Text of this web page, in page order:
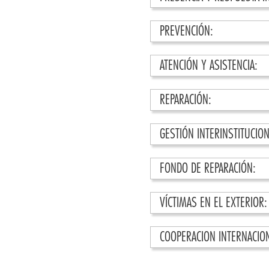
PREVENCIÓN:
ATENCIÓN Y ASISTENCIA:
REPARACIÓN:
GESTIÓN
FONDO DE REPARACIÓN:
VÍCTIMAS EN EL EXTERIOR:
COOPERACION